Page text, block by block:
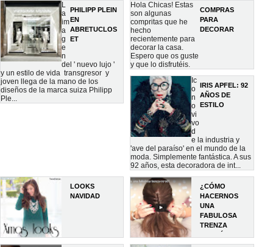
PHILIPP PLEIN
EN
ABRETUCLOS
ET
L
a
im
a
g
e
n
del ' nuevo lujo '
y un estilo de vida transgresor y
joven llega de la mano de los
diseños de la marca suiza Philipp
Ple...
COMPRAS
PARA
DECORAR
Hola Chicas! Estas
son algunas
compritas que he
hecho
recientemente para
decorar la casa.
Espero que os guste
y que lo disfrutéis.
IRIS APFEL: 92
AÑOS DE
ESTILO
Ic
o
n
o
vi
vo
d
e la industria y
'ave del paraíso' en el mundo de la
moda. Simplemente fantástica. A sus
92 años, esta decoradora de int...
LOOKS
NAVIDAD
¿CÓMO
HACERNOS
UNA
FABULOSA
TRENZA